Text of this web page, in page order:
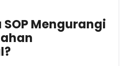
Mengurangi